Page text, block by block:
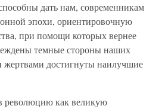
дать нам, современникам
эпохи, ориентировочную
при помощи которых вернее
темные стороны наших
достигнуты наилучшие
революцию как великую